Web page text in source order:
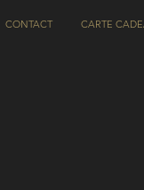
CONTACT CARTE